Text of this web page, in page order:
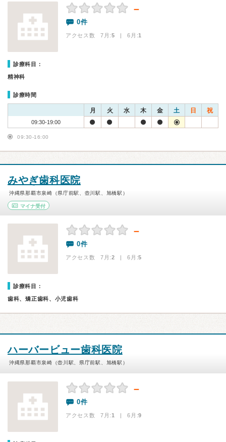
－
0件
アクセス数 7月:5 | 6月:1
診療科目：
精神科
診療時間
月 火 水 木 金 土 日 祝
09:30-19:00
09:30-16:00
みやぎ歯科医院
沖縄県那覇市泉崎（県庁前駅、壺川駅、旭橋駅）
マイナ受付
－
0件
アクセス数 7月:2 | 6月:5
診療科目：
歯科、矯正歯科、小児歯科
ハーバービュー歯科医院
沖縄県那覇市泉崎（壺川駅、県庁前駅、旭橋駅）
－
0件
アクセス数 7月:1 | 6月:9